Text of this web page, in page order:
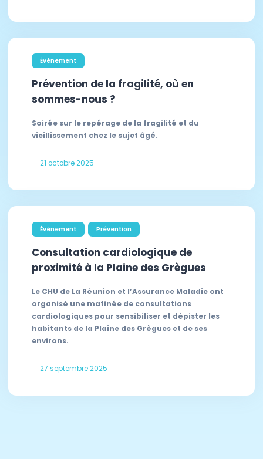
Événement
Prévention de la fragilité, où en
sommes-nous ?
Soirée sur le repérage de la fragilité et du
vieillissement chez le sujet âgé.
21 octobre 2025
Événement Prévention
Consultation cardiologique de
proximité à la Plaine des Grègues
Le CHU de La Réunion et l’Assurance Maladie ont
organisé une matinée de consultations
cardiologiques pour sensibiliser et dépister les
habitants de la Plaine des Grègues et de ses
environs.
27 septembre 2025